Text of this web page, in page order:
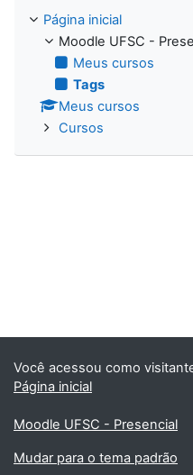
Página inicial
Moodle UFSC -
Meus cursos
Tags
Meus cursos
Cursos
Você acessou como
Página inicial
Moodle UFSC - Presencial
Mudar para o tema padrão